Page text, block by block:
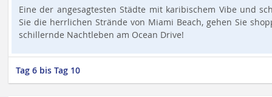
Eine der angesagtesten Städte mit karibischem Vibe und
Sie die herrlichen Strände von Miami Beach, gehen Sie
schillernde Nachtleben am Ocean Drive!
Tag 6 bis Tag 10